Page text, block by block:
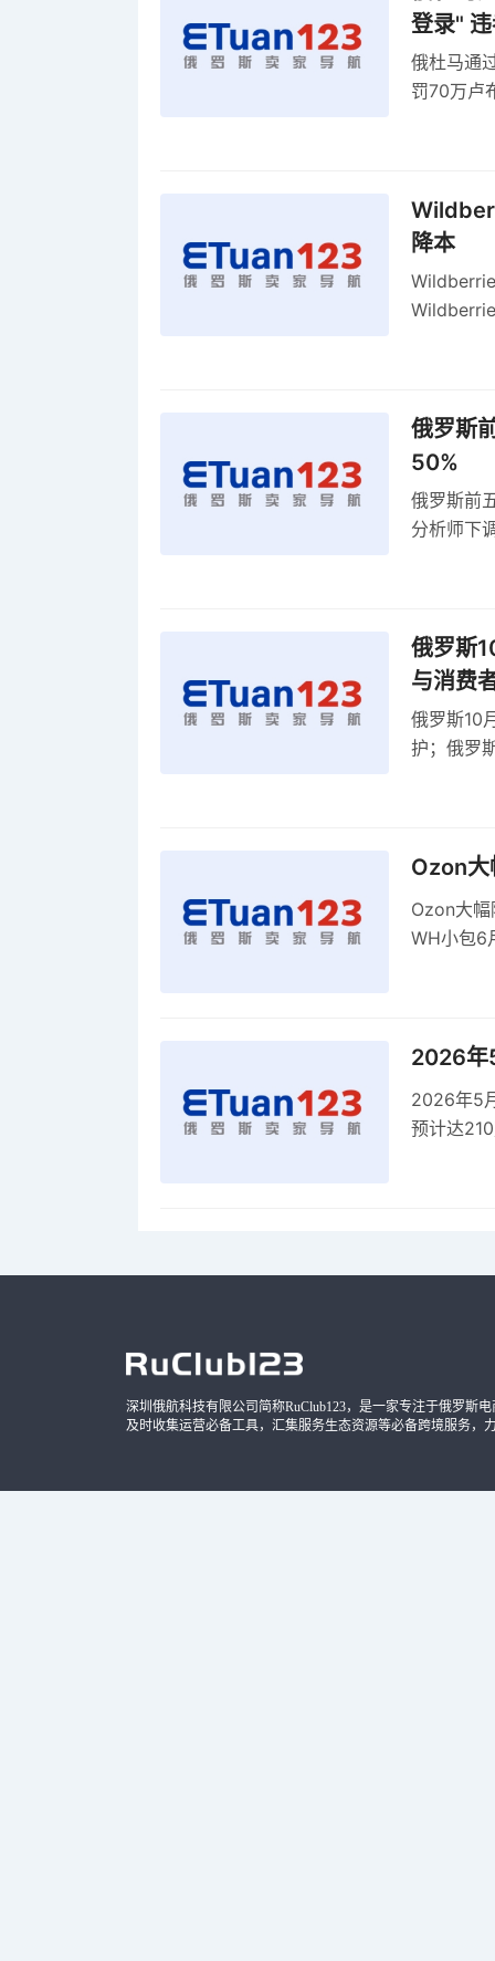
登录"
俄杜马通
罚70万卢
降本
俄罗斯
50%
俄罗斯前
分析师下
俄罗斯
与消费
俄罗斯10
护；俄罗
Ozon大
Ozon大
WH小包6
2026年
2026年5
预计达
深圳俄航科技有限公司简称RuClub123，是一家专注于俄罗斯
及时收集运营必备工具，汇集服务生态资源等必备跨境服务，